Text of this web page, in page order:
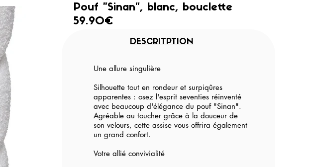
Pouf "Sinan", blanc, bouclette
59.90€
DESCRITPTION
Une allure singulière
Silhouette tout en rondeur et surpiqûres
apparentes : osez l'esprit seventies réinventé
avec beaucoup d'élégance du pouf "Sinan".
Agréable au toucher grâce à la douceur de
son velours, cette assise vous offrira également
un grand confort.
Votre allié convivialité